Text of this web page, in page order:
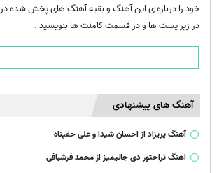
خود را درباره ی این آهنگ و بقیه آهنگ های پخش شده در
در زیر پست ها و در قسمت کامنت ها بنویسید .
آهنگ های پیشنهادی
آهنگ پریزاد از احسان شیدا و علی حقپناه
اهنگ تراختور دی جانیمیز از محمد فرشبافی